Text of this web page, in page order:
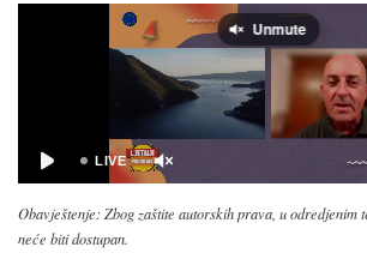
Obavještenje: Zbog zaštite autorskih prava, u odredjenim
neće biti dostupan.